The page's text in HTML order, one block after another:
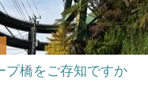
プ橋をご存知ですか